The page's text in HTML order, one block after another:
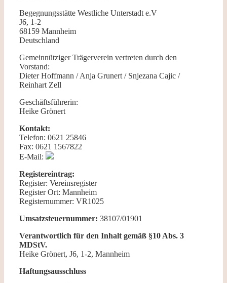
Begegnungsstätte Westliche Unterstadt e.V
J6, 1-2
68159 Mannheim
Deutschland
Gemeinnütziger Trägerverein vertreten durch den
Vorstand:
Dieter Hoffmann / Anja Grunert / Snjezana Cajic /
Reinhart Zell
Geschäftsführerin:
Heike Grönert
Kontakt:
Telefon: 0621 25846
Fax: 0621 1567822
E-Mail:
Registereintrag:
Register: Vereinsregister
Register Ort: Mannheim
Registernummer: VR1025
Umsatzsteuernummer: 38107/01901
Verantwortlich für den Inhalt gemäß §10 Abs. 3
MDStV.
Heike Grönert, J6, 1-2, Mannheim
Haftungsausschluss